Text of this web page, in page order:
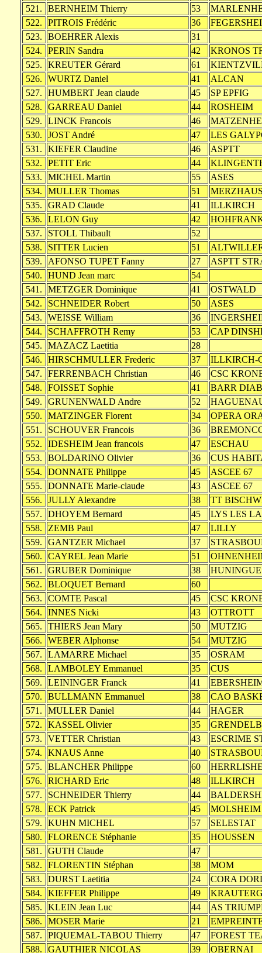
521.
BERNHEIM Thierry 53
522.
PITROIS Frédéric 36
523.
BOEHRER Alexis
31
524.
PERIN Sandra 42
KRONOS
525.
KREUTER Gérard 61
526.
WURTZ Daniel 41
ALCAN
527.
HUMBERT Jean claude 45
SP EPFIG
528.
GARREAU Daniel 44
ROSHEIM
529.
LINCK Francois 46
530.
JOST André 47
LES
531.
KIEFER Claudine 46
ASPTT
532.
PETIT Eric 44
533.
MICHEL Martin 55
ASES
534.
MULLER Thomas 51
535.
GRAD Claude 41
ILLKIRCH
536.
LELON Guy 42
537.
STOLL Thibault
52
538.
SITTER Lucien 51
539.
AFONSO TUPET Fanny 27
ASPTT
540.
HUND Jean marc
54
541.
METZGER Dominique 41
OSTWALD
542.
SCHNEIDER Robert 50
ASES
543.
WEISSE William 36
544.
SCHAFFROTH Remy 53
CAP
545.
MAZACZ Laetitia
28
546.
HIRSCHMULLER Frederic 37
ILLKIRCH-
547.
FERRENBACH Christian 46
CSC
548.
FOISSET Sophie 41
BARR
549.
GRUNENWALD Andre 52
550.
MATZINGER Florent 34
OPERA
551.
SCHOUVER Francois 36
552.
IDESHEIM Jean francois 47
ESCHAU
553.
BOLDARINO Olivier 36
CUS
554.
DONNATE Philippe 45
ASCEE 67
555.
DONNATE Marie-claude 43
ASCEE 67
556.
JULLY Alexandre 38
TT
557.
DHOYEM Bernard 45
LYS LES
558.
ZEMB Paul 47
LILLY
559.
GANTZER Michael 37
560.
CAYREL Jean Marie 51
561.
GRUBER Dominique 38
HUNINGUE
562.
BLOQUET Bernard
60
563.
COMTE Pascal 45
CSC
564.
INNES Nicki 43
OTTROTT
565.
THIERS Jean Mary 50
MUTZIG
566.
WEBER Alphonse 54
MUTZIG
567.
LAMARRE Michael 35
OSRAM
568.
LAMBOLEY Emmanuel 35
CUS
569.
LEININGER Franck 41
570.
BULLMANN Emmanuel 38
CAO
571.
MULLER Daniel 44
HAGER
572.
KASSEL Olivier 35
573.
VETTER Christian 43
ESCRIME
574.
KNAUS Anne 40
575.
BLANCHER Philippe 60
576.
RICHARD Eric 48
ILLKIRCH
577.
SCHNEIDER Thierry 44
578.
ECK Patrick 45
MOLSHEIM
579.
KUHN MICHEL 57
SELESTAT
580.
FLORENCE Stéphanie 35
HOUSSEN
581.
GUTH Claude
47
582.
FLORENTIN Stéphan 38
MOM
583.
DURST Laetitia 24
CORA
584.
KIEFFER Philippe 49
585.
KLEIN Jean Luc 44
AS
586.
MOSER Marie 21
587.
PIQUEMAL-TABOU Thierry 47
FOREST
588.
GAUTHIER NICOLAS 39 OBERNAI